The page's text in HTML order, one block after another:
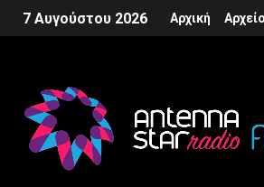
7 Αυγούστου 2026 Αρχική Αρχείο